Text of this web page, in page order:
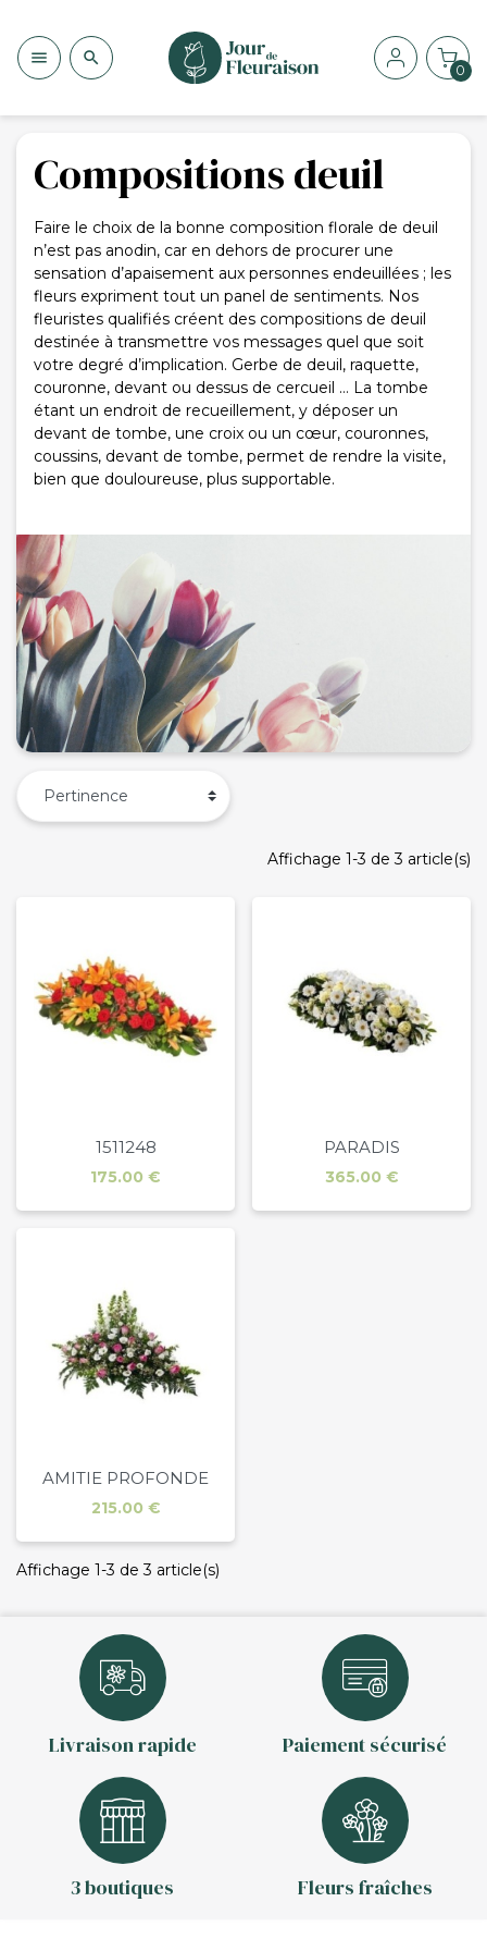
 
0
Compositions deuil
Faire le choix de la bonne composition florale de deuil
n’est pas anodin, car en dehors de procurer une
sensation d’apaisement aux personnes endeuillées ; les
fleurs expriment tout un panel de sentiments. Nos
fleuristes qualifiés créent des compositions de deuil
destinée à transmettre vos messages quel que soit
votre degré d’implication. Gerbe de deuil, raquette,
couronne, devant ou dessus de cercueil … La tombe
étant un endroit de recueillement, y déposer un
devant de tombe, une croix ou un cœur, couronnes,
coussins, devant de tombe, permet de rendre la visite,
bien que douloureuse, plus supportable.
Affichage 1-3 de 3 article(s)
1511248
Prix
175.00 €
PARADIS
Prix
365.00 €
AMITIE PROFONDE
Prix
215.00 €
Affichage 1-3 de 3 article(s)
Livraison rapide Paiement sécurisé
3 boutiques Fleurs fraîches